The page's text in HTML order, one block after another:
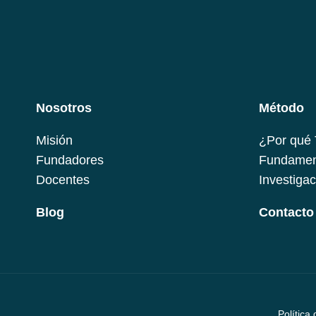
Nosotros
Misión
Fundadores
Docentes
Blog
Método
¿Por qué
Contacto